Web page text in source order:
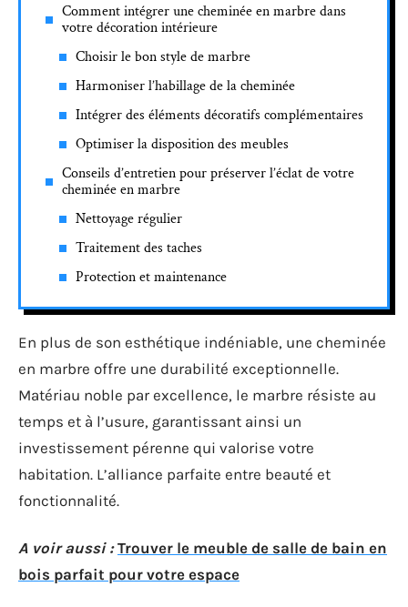
Comment intégrer une cheminée en marbre dans
votre décoration intérieure
Choisir le bon style de marbre
Harmoniser l’habillage de la cheminée
Intégrer des éléments décoratifs complémentaires
Optimiser la disposition des meubles
Conseils d’entretien pour préserver l’éclat de votre
cheminée en marbre
Nettoyage régulier
Traitement des taches
Protection et maintenance
En plus de son esthétique indéniable, une cheminée
en marbre offre une durabilité exceptionnelle.
Matériau noble par excellence, le marbre résiste au
temps et à l’usure, garantissant ainsi un
investissement pérenne qui valorise votre
habitation. L’alliance parfaite entre beauté et
fonctionnalité.
A voir aussi : Trouver le meuble de salle de bain en
bois parfait pour votre espace